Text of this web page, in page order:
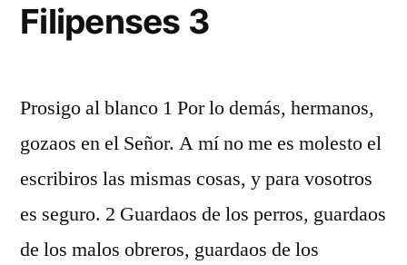
Filipenses 3
Prosigo al blanco 1 Por lo demás, hermanos,
gozaos en el Señor. A mí no me es molesto el
escribiros las mismas cosas, y para vosotros
es seguro. 2 Guardaos de los perros, guardaos
de los malos obreros, guardaos de los